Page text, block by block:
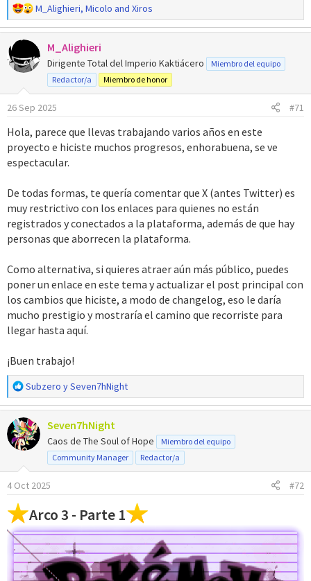
R
e
a
c
c
e
:
M_Alighieri, Micolo and Xiros
M_Alighieri
Dirigente Total del Imperio Kaktiácero
Miembro del equipo
Redactor/a
Miembro de honor
26 Sep 2025 #71
Hola, parece que llevas trabajando varios años en este
proyecto e hiciste muchos progresos, enhorabuena, se ve
espectacular.
De todas formas, te quería comentar que X (antes Twitter) es
muy restrictivo con los enlaces para quienes no están
registrados y conectados a la plataforma, además de que hay
personas que aborrecen la plataforma.
Como alternativa, si quieres atraer aún más público, puedes
poner un enlace en este tema y actualizar el post principal con
los cambios que hiciste, a modo de changelog, eso le daría
mucho prestigio y mostraría el camino que recorriste para
llegar hasta aquí.
¡Buen trabajo!
R
e
a
c
c
i
e
:
Subzero ySeven7hNight
Seven7hNight
Caos de The Soul of Hope
Miembro del equipo
Community Manager
Redactor/a
4 Oct 2025 #72
Arco 3 - Parte 1